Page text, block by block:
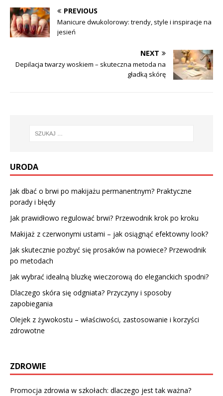
PREVIOUS
Manicure dwukolorowy: trendy, style i inspiracje na
jesień
NEXT
Depilacja twarzy woskiem – skuteczna metoda na
gładką skórę
URODA
Jak dbać o brwi po makijażu permanentnym? Praktyczne
porady i błędy
Jak prawidłowo regulować brwi? Przewodnik krok po kroku
Makijaż z czerwonymi ustami – jak osiągnąć efektowny look?
Jak skutecznie pozbyć się prosaków na powiece? Przewodnik
po metodach
Jak wybrać idealną bluzkę wieczorową do eleganckich spodni?
Dlaczego skóra się odgniata? Przyczyny i sposoby
zapobiegania
Olejek z żywokostu – właściwości, zastosowanie i korzyści
zdrowotne
ZDROWIE
Promocja zdrowia w szkołach: dlaczego jest tak ważna?